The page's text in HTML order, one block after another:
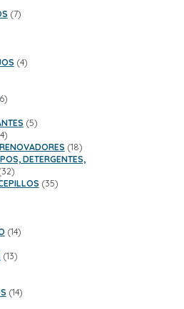
77
44
6
55
14
productos
1818
productos
DETERGENTES,
3232
productos3535
1414
1313
1414